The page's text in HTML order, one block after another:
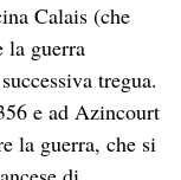
Calais (che
la guerra
tregua.
e ad Azincourt
la guerra, che si